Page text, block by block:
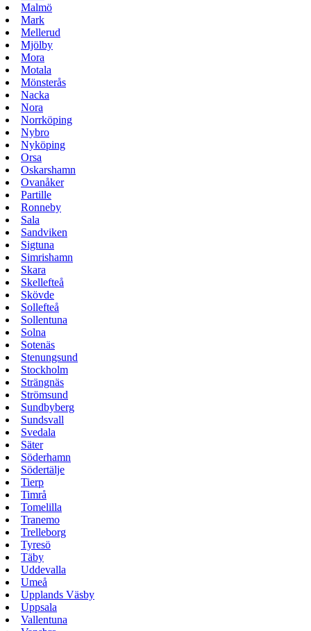
Malmö
Mark
Mellerud
Mjölby
Mora
Motala
Mönsterås
Nacka
Nora
Norrköping
Nybro
Nyköping
Orsa
Oskarshamn
Ovanåker
Partille
Ronneby
Sala
Sandviken
Sigtuna
Simrishamn
Skara
Skellefteå
Skövde
Sollefteå
Sollentuna
Solna
Sotenäs
Stenungsund
Stockholm
Strängnäs
Strömsund
Sundbyberg
Sundsvall
Svedala
Säter
Söderhamn
Södertälje
Tierp
Timrå
Tomelilla
Tranemo
Trelleborg
Tyresö
Täby
Uddevalla
Umeå
Upplands Väsby
Uppsala
Vallentuna